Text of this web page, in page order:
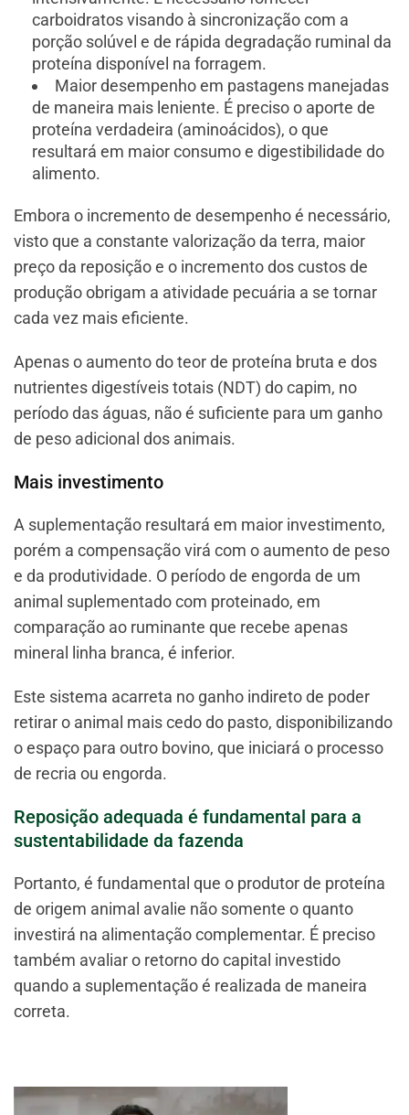
carboidratos visando à sincronização com a
porção solúvel e de rápida degradação ruminal da
proteína disponível na forragem.
Maior desempenho em pastagens manejadas
de maneira mais leniente. É preciso o aporte de
proteína verdadeira (aminoácidos), o que
resultará em maior consumo e digestibilidade do
alimento.
Embora o incremento de desempenho é necessário,
visto que a constante valorização da terra, maior
preço da reposição e o incremento dos custos de
produção obrigam a atividade pecuária a se tornar
cada vez mais eficiente.
Apenas o aumento do teor de proteína bruta e dos
nutrientes digestíveis totais (NDT) do capim, no
período das águas, não é suficiente para um ganho
de peso adicional dos animais.
Mais investimento
A suplementação resultará em maior investimento,
porém a compensação virá com o aumento de peso
e da produtividade. O período de engorda de um
animal suplementado com proteinado, em
comparação ao ruminante que recebe apenas
mineral linha branca, é inferior.
Este sistema acarreta no ganho indireto de poder
retirar o animal mais cedo do pasto, disponibilizando
o espaço para outro bovino, que iniciará o processo
de recria ou engorda.
Reposição adequada é fundamental para a
sustentabilidade da fazenda
Portanto, é fundamental que o produtor de proteína
de origem animal avalie não somente o quanto
investirá na alimentação complementar. É preciso
também avaliar o retorno do capital investido
quando a suplementação é realizada de maneira
correta.